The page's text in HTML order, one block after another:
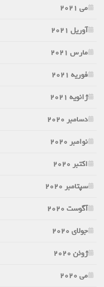
می 2021
آوریل 2021
مارس 2021
فوریه 2021
ژانویه 2021
دسامبر 2020
نوامبر 2020
اکتبر 2020
سپتامبر 2020
آگوست 2020
جولای 2020
ژوئن 2020
می 2020